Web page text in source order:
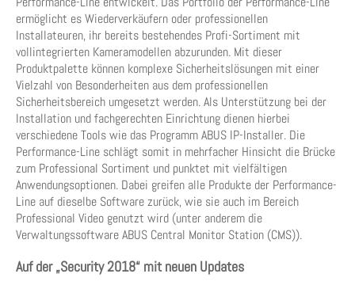
ermöglicht es Wiederverkäufern oder professionellen
Installateuren, ihr bereits bestehendes Profi-Sortiment mit
vollintegrierten Kameramodellen abzurunden. Mit dieser
Produktpalette können komplexe Sicherheitslösungen mit einer
Vielzahl von Besonderheiten aus dem professionellen
Sicherheitsbereich umgesetzt werden. Als Unterstützung bei der
Installation und fachgerechten Einrichtung dienen hierbei
verschiedene Tools wie das Programm ABUS IP-Installer. Die
Performance-Line schlägt somit in mehrfacher Hinsicht die Brücke
zum Professional Sortiment und punktet mit vielfältigen
Anwendungsoptionen. Dabei greifen alle Produkte der Performance-
Line auf dieselbe Software zurück, wie sie auch im Bereich
Professional Video genutzt wird (unter anderem die
Verwaltungssoftware ABUS Central Monitor Station (CMS)).
Auf der „Security 2018“ mit neuen Updates